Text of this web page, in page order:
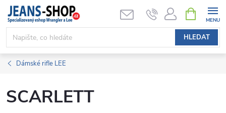
Přejít
obsah
HLEDAT
NÁKUPNÍ
KOŠÍK
Dámské rifle LEE
SCARLETT